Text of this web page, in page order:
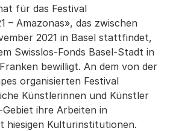
für das Festival
– Amazonas», das zwischen
2021 in Basel stattfindet,
Swisslos-Fonds Basel-Stadt in
bewilligt. An dem von der
organisierten Festival
Künstlerinnen und Künstler
ihre Arbeiten in
hiesigen Kulturinstitutionen.